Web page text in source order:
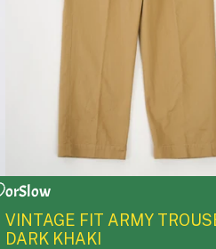
0
orSlow
VINTAGE FIT ARMY
DARK KHAKI